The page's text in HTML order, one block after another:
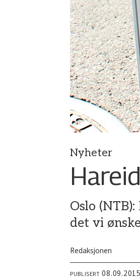
Nyheter
Oslo
det vi
Redaksjonen
PUBLISERT